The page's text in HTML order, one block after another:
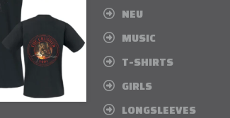
NEU
MUSIC
T-SHIRTS
GIRLS
LONGSLEEVES